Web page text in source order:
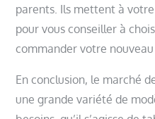
parents. Ils mettent à
pour vous conseiller à
commander votre
En conclusion, le marché
une grande variété de